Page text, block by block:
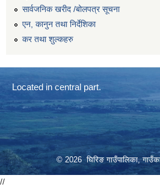
सार्वजनिक खरीद /बोलपत्र सूचना
एन, कानुन तथा निर्देशिका
कर तथा शुल्कहरु
Located in central part.
© 2026 घिरिङ गाउँपालिका,
//